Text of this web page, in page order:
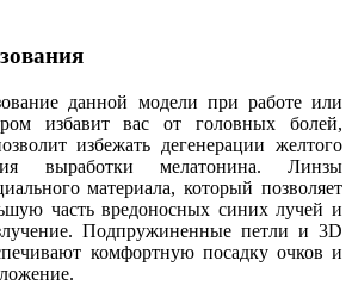
данной модели при работе или
избавит вас от головных болей,
избежать дегенерации желтого
выработки мелатонина. Линзы
материала, который позволяет
часть вредоносных синих лучей и
Подпружиненные петли и 3D
комфортную посадку очков и